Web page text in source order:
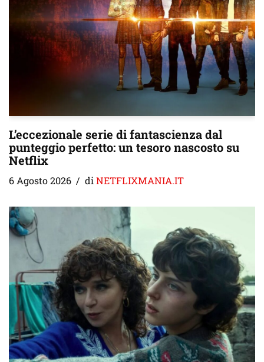
L’eccezionale serie di fantascienza dal
punteggio perfetto: un tesoro nascosto su
Netflix
6 Agosto 2026 di NETFLIXMANIA.IT